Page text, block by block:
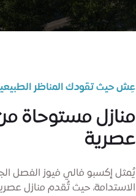
عِش حيث تقودك المناظر
منازل مستوحاة
عصرية
يُمثل إكسبو فالي فيوز الفصل
الاستدامة، حيث تُقدم منازل